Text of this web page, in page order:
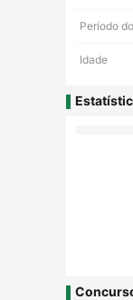
Período
Idade